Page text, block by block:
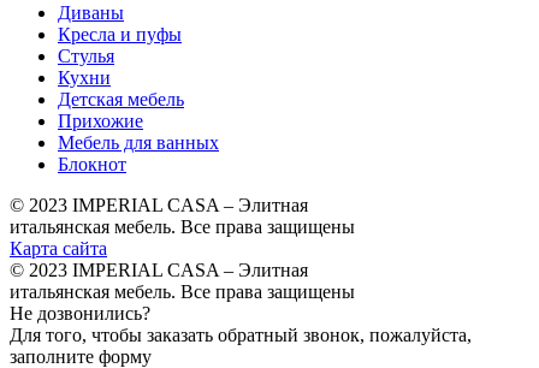
Диваны
Кресла и пуфы
Стулья
Кухни
Детская мебель
Прихожие
Мебель для ванных
Блокнот
© 2023 IMPERIAL CASA – Элитная
итальянская мебель. Все права защищены
Карта сайта
© 2023 IMPERIAL CASA – Элитная
итальянская мебель. Все права защищены
Не дозвонились?
Для того, чтобы заказать обратный звонок, пожалуйста,
заполните форму